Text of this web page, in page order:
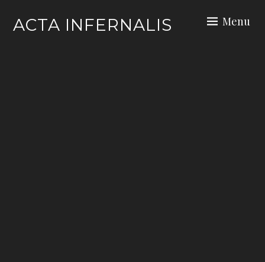
ACTA INFERNALIS Menu